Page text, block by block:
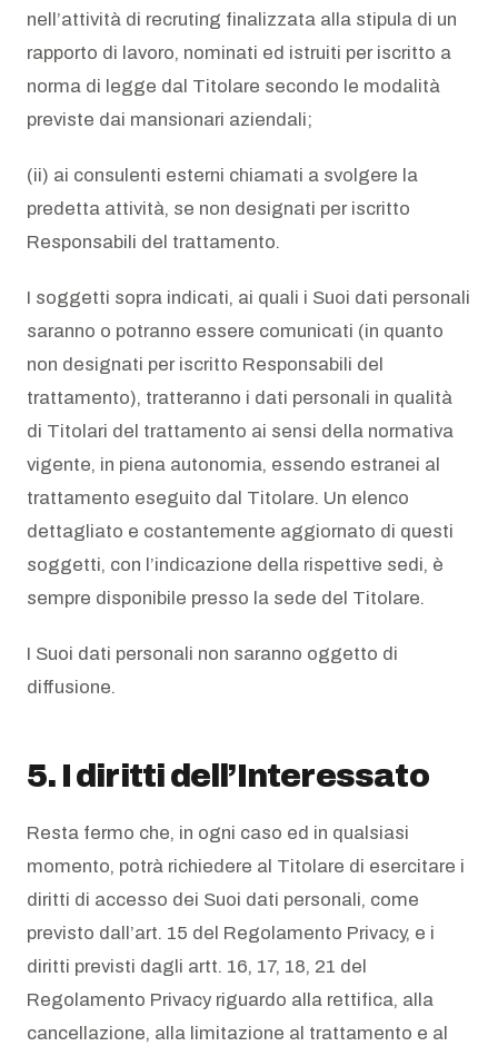
nell’attività di recruting finalizzata alla stipula di un
rapporto di lavoro, nominati ed istruiti per iscritto a
norma di legge dal Titolare secondo le modalità
previste dai mansionari aziendali;
(ii) ai consulenti esterni chiamati a svolgere la
predetta attività, se non designati per iscritto
Responsabili del trattamento.
I soggetti sopra indicati, ai quali i Suoi dati personali
saranno o potranno essere comunicati (in quanto
non designati per iscritto Responsabili del
trattamento), tratteranno i dati personali in qualità
di Titolari del trattamento ai sensi della normativa
vigente, in piena autonomia, essendo estranei al
trattamento eseguito dal Titolare. Un elenco
dettagliato e costantemente aggiornato di questi
soggetti, con l’indicazione della rispettive sedi, è
sempre disponibile presso la sede del Titolare.
I Suoi dati personali non saranno oggetto di
diffusione.
5. I diritti dell’Interessato
Resta fermo che, in ogni caso ed in qualsiasi
momento, potrà richiedere al Titolare di esercitare i
diritti di accesso dei Suoi dati personali, come
previsto dall’art. 15 del Regolamento Privacy, e i
diritti previsti dagli artt. 16, 17, 18, 21 del
Regolamento Privacy riguardo alla rettifica, alla
cancellazione, alla limitazione al trattamento e al